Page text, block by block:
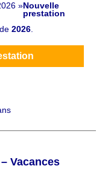
Nouvelle
prestation
2026.
Vacances